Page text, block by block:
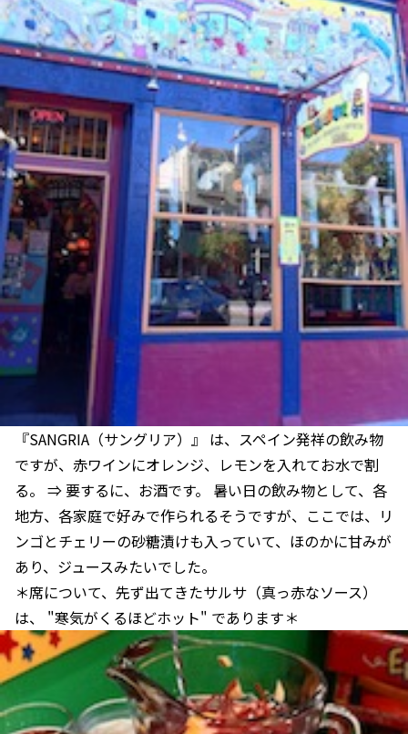
『SANGRIA（サングリア）』 は、スペイン発祥の飲み物
ですが、赤ワインにオレンジ、レモンを入れてお水で割
る。 ⇒ 要するに、お酒です。 暑い日の飲み物として、各
地方、各家庭で好みで作られるそうですが、ここでは、リ
ンゴとチェリーの砂糖漬けも入っていて、ほのかに甘みが
あり、ジュースみたいでした。
＊席について、先ず出てきたサルサ（真っ赤なソース）
は、 "寒気がくるほどホット" であります＊